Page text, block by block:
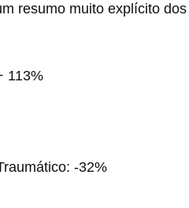
resumo muito explícito
113%
-32%